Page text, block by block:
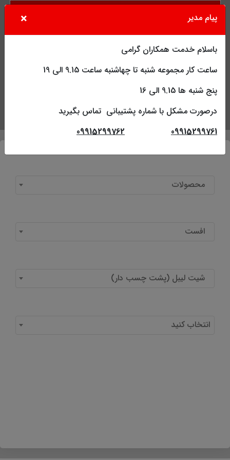
محصولات
افست
شیت لیبل (پشت چسب دار)
انتخاب کنید
پیام مدیر ×
باسلام خدمت همکاران گرامی
ساعت کار مجموعه شنبه تا چهاشنبه ساعت 9.15 الی 19
پنج شنبه ها 9.15 الی 16
درصورت مشکل با شماره پشتیبانی تماس بگیرید
09915299761
09915299762